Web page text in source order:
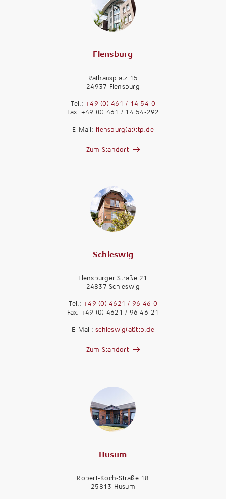
Flensburg
Rathausplatz 15
24937 Flensburg
Tel.:+49 (0) 461 / 14 54-0
Fax: +49 (0) 461 / 14 54-292
E-Mail: flensburg(at)ttp.de
Zum Standort
Schleswig
Flensburger Straße 21
24837 Schleswig
Tel.: +49 (0) 4621 / 96 46-0
Fax: +49 (0) 4621 / 96 46-21
E-Mail:schleswig(at)ttp.de
Zum Standort
Husum
Robert-Koch-Straße 18
25813 Husum